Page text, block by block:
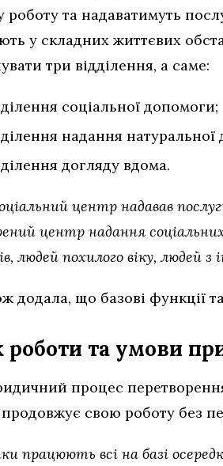
роботу та надаватимуть
у складних життєвих
три відділення, а саме:
соціальної допомоги;
надання
догляду вдома.
центр надавав
центр надання соціальних
людей похилого віку, людей з
додала, що базові функції
роботи та умови
процес
свою роботу без
працюють всі на базі